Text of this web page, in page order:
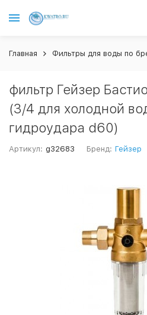
Главная Фильтры для воды по
фильтр Гейзер
(3/4 для холодной
гидроудара d60)
Артикул: g32683 Бренд: Гейзер